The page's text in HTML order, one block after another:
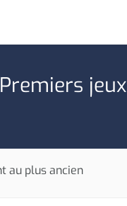
Premiers jeux